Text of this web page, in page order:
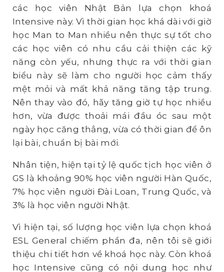
các học viên Nhật Bản lựa chọn khoá
Intensive này. Vì thời gian học khá dài với giờ
học Man to Man nhiều nên thực sự tốt cho
các học viên có nhu cầu cải thiện các kỹ
năng còn yếu, nhưng thực ra với thời gian
biểu này sẽ làm cho người học cảm thấy
mệt mỏi và mất khả năng tăng tập trung.
Nên thay vào đó, hãy tăng giờ tự học nhiều
hơn, vừa được thoải mái đầu óc sau một
ngày học căng thẳng, vừa có thời gian để ôn
lại bài, chuẩn bị bài mới.
Nhân tiện, hiện tại tỷ lệ quốc tịch học viên ở
GS là khoảng 90% học viên người Hàn Quốc,
7% học viên người Đài Loan, Trung Quốc, và
3% là học viên người Nhật.
Vì hiện tại, số lượng học viên lựa chọn khoá
ESL General chiếm phần đa, nên tôi sẽ giới
thiệu chi tiết hơn về khoá học này. Còn khoá
học Intensive cũng có nội dung học như